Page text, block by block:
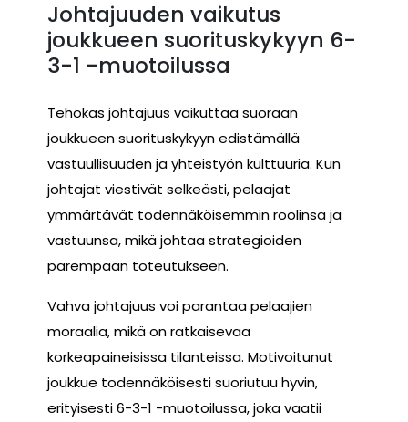
Johtajuuden vaikutus
joukkueen suorituskykyyn 6-
3-1 -muotoilussa
Tehokas johtajuus vaikuttaa suoraan
joukkueen suorituskykyyn edistämällä
vastuullisuuden ja yhteistyön kulttuuria. Kun
johtajat viestivät selkeästi, pelaajat
ymmärtävät todennäköisemmin roolinsa ja
vastuunsa, mikä johtaa strategioiden
parempaan toteutukseen.
Vahva johtajuus voi parantaa pelaajien
moraalia, mikä on ratkaisevaa
korkeapaineisissa tilanteissa. Motivoitunut
joukkue todennäköisesti suoriutuu hyvin,
erityisesti 6-3-1 -muotoilussa, joka vaatii